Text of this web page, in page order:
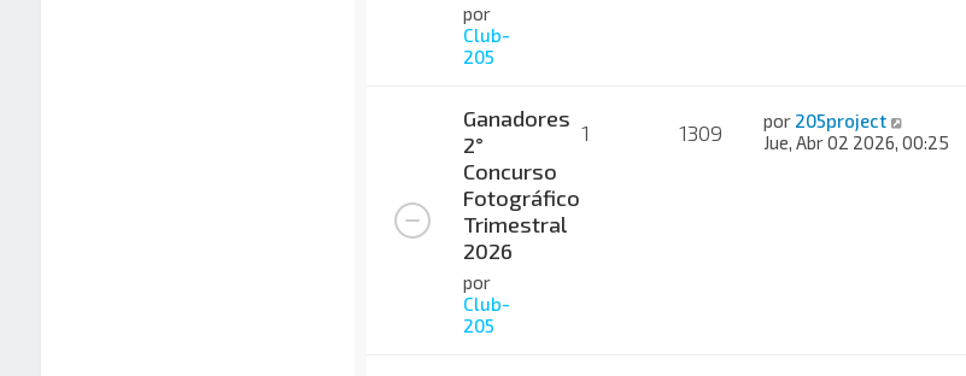
por
Club-
205
Ganadores
2°
Concurso
Fotográfico
Trimestral
2026
por
Club-
205
1 1309 por 205project
Jue, Abr 02 2026, 00:25